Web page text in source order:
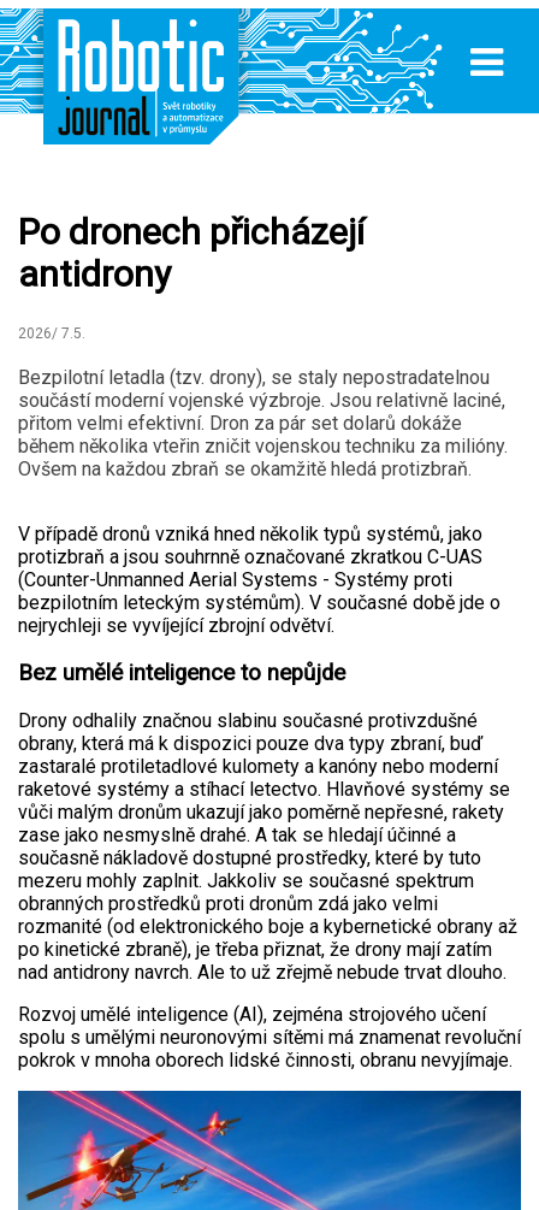
Po dronech přicházejí
antidrony
2026/ 7.5.
Bezpilotní letadla (tzv. drony), se staly nepostradatelnou
součástí moderní vojenské výzbroje. Jsou relativně laciné,
přitom velmi efektivní. Dron za pár set dolarů dokáže
během několika vteřin zničit vojenskou techniku za milióny.
Ovšem na každou zbraň se okamžitě hledá protizbraň.
V případě dronů vzniká hned několik typů systémů, jako
protizbraň a jsou souhrnně označované zkratkou C-UAS
(Counter-Unmanned Aerial Systems - Systémy proti
bezpilotním leteckým systémům). V současné době jde o
nejrychleji se vyvíjející zbrojní odvětví.
Bez umělé inteligence to nepůjde
Drony odhalily značnou slabinu současné protivzdušné
obrany, která má k dispozici pouze dva typy zbraní, buď
zastaralé protiletadlové kulomety a kanóny nebo moderní
raketové systémy a stíhací letectvo. Hlavňové systémy se
vůči malým dronům ukazují jako poměrně nepřesné, rakety
zase jako nesmyslně drahé. A tak se hledají účinné a
současně nákladově dostupné prostředky, které by tuto
mezeru mohly zaplnit. Jakkoliv se současné spektrum
obranných prostředků proti dronům zdá jako velmi
rozmanité (od elektronického boje a kybernetické obrany až
po kinetické zbraně), je třeba přiznat, že drony mají zatím
nad antidrony navrch. Ale to už zřejmě nebude trvat dlouho.
Rozvoj umělé inteligence (AI), zejména strojového učení
spolu s umělými neuronovými sítěmi má znamenat revoluční
pokrok v mnoha oborech lidské činnosti, obranu nevyjímaje.